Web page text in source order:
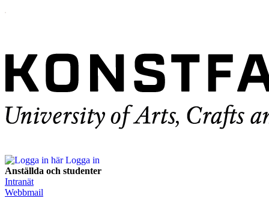
Logga in
Anställda och studenter
Intranät
Webbmail